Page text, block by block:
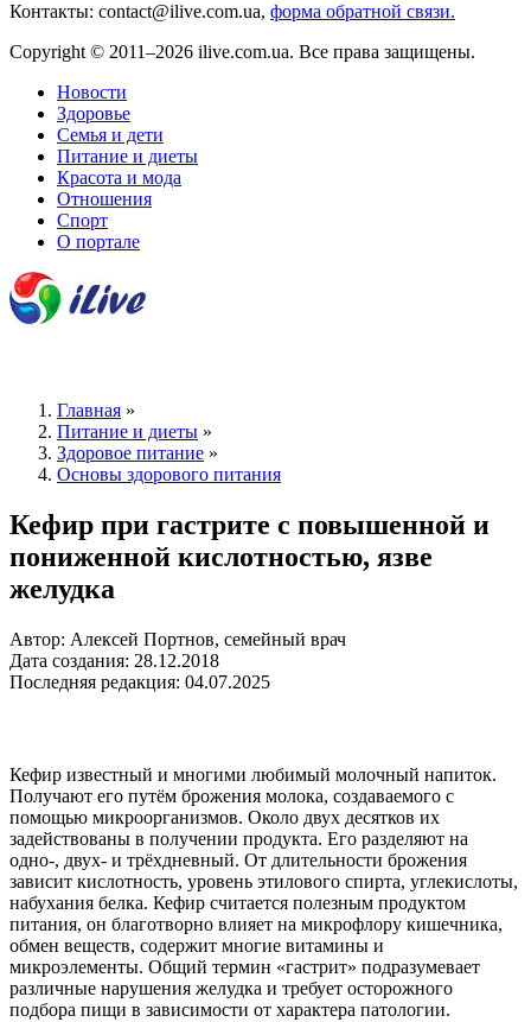
Контакты: contact@ilive.com.ua, форма обратной связи.
Copyright © 2011–2026 ilive.com.ua. Все права защищены.
Новости
Здоровье
Семья и дети
Питание и диеты
Красота и мода
Отношения
Спорт
О портале
Главная »
Питание и диеты »
Здоровое питание »
Основы здорового питания
Кефир при гастрите с повышенной и
пониженной кислотностью, язве
желудка
Автор: Алексей Портнов, семейный врач
Дата создания: 28.12.2018
Последняя редакция: 04.07.2025
Кефир известный и многими любимый молочный напиток.
Получают его путём брожения молока, создаваемого с
помощью микроорганизмов. Около двух десятков их
задействованы в получении продукта. Его разделяют на
одно-, двух- и трёхдневный. От длительности брожения
зависит кислотность, уровень этилового спирта, углекислоты,
набухания белка. Кефир считается полезным продуктом
питания, он благотворно влияет на микрофлору кишечника,
обмен веществ, содержит многие витамины и
микроэлементы. Общий термин «гастрит» подразумевает
различные нарушения желудка и требует осторожного
подбора пищи в зависимости от характера патологии.